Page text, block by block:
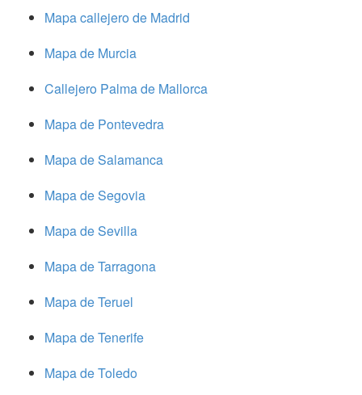
Mapa callejero de Madrid
Mapa de Murcia
Callejero Palma de Mallorca
Mapa de Pontevedra
Mapa de Salamanca
Mapa de Segovia
Mapa de Sevilla
Mapa de Tarragona
Mapa de Teruel
Mapa de Tenerife
Mapa de Toledo